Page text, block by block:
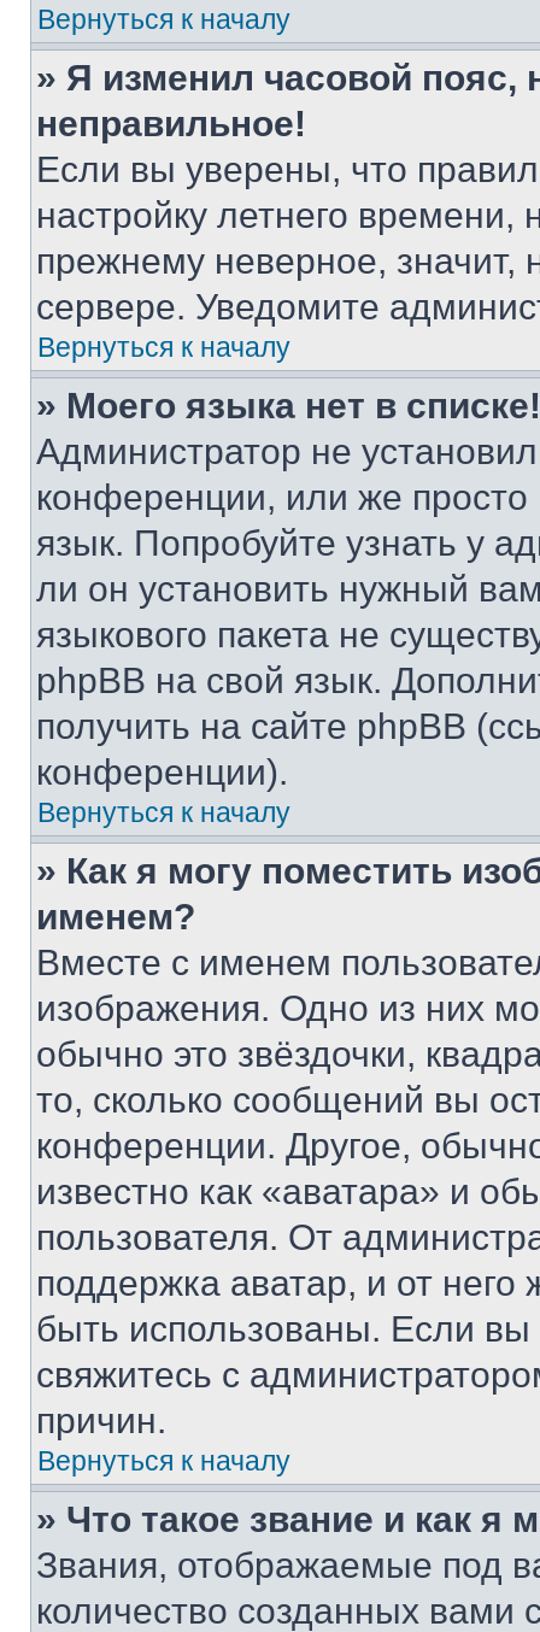
Вернуться к началу
» Я изменил часовой пояс,
неправильное!
Если вы уверены, что
настройку летнего
прежнему неверное, значит,
сервере. Уведомите
Вернуться к началу
» Моего языка нет в списке!
Администратор не
конференции, или же
язык. Попробуйте узнать у
ли он установить нужный
языкового пакета не
phpBB на свой язык.
получить на сайте phpBB
конференции).
Вернуться к началу
» Как я могу поместить
именем?
Вместе с именем
изображения. Одно из них
обычно это звёздочки,
то, сколько сообщений вы
конференции. Другое,
известно как «аватара» и
пользователя. От
поддержка аватар, и от него
быть использованы. Если
свяжитесь с
причин.
Вернуться к началу
» Что такое звание и как я
Звания, отображаемые под
количество созданных